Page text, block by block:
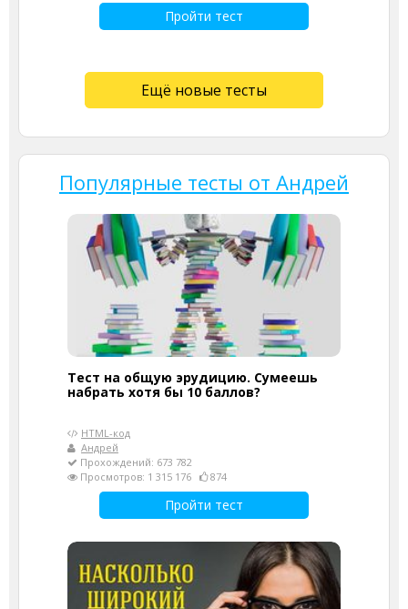
Пройти тест
Ещё новые тесты
Популярные тесты от Андрей
Тест на общую эрудицию. Сумеешь
набрать хотя бы 10 баллов?
HTML-код
Андрей
Прохождений: 673 782
Просмотров: 1 315 176
874
Пройти тест